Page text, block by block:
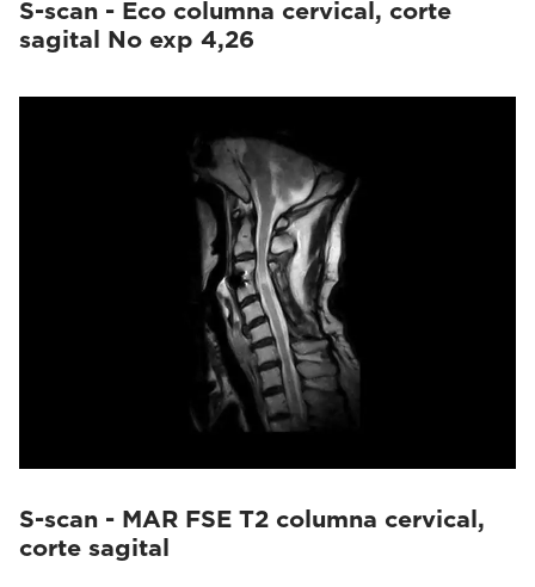
S-scan - Eco columna cervical, corte
sagital No exp 4,26
S-scan - MAR FSE T2 columna cervical,
corte sagital